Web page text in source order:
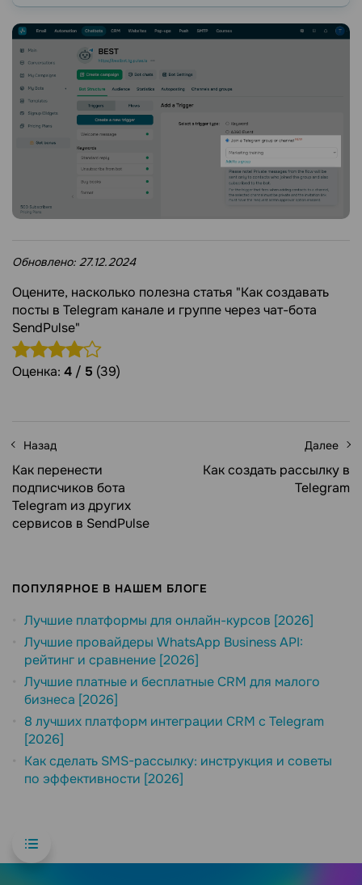
Обновлено: 27.12.2024
Оцените, насколько полезна статья "Как создавать
посты в Telegram канале и группе через чат-бота
SendPulse"
Оценка: 4 / 5 (39)
Назад
Как перенести
подписчиков бота
Telegram из других
сервисов в SendPulse
Далее
Как создать рассылку в
Telegram
ПОПУЛЯРНОЕ В НАШЕМ БЛОГЕ
Лучшие платформы для онлайн-курсов [2026]
Лучшие провайдеры WhatsApp Business API:
рейтинг и сравнение [2026]
Лучшие платные и бесплатные CRM для малого
бизнеса [2026]
8 лучших платформ интеграции CRM с Telegram
[2026]
Как сделать SMS-рассылку: инструкция и советы
по эффективности [2026]